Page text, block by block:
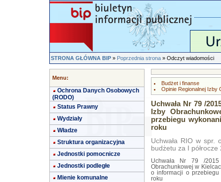
STRONA GŁÓWNA BIP»Poprzednia strona» Odczyt wiadomości
Menu:
Ochrona Danych Osobowych
(RODO)
Status Prawny
Wydziały
Władze
Struktura organizacyjna
Jednostki pomocnicze
Jednostki podległe
Mienie komunalne
Budżet i finanse
Opinie Regionalnej Izby
Uchwała Nr 79 /
Izby
przebiegu
roku
Uchwała RIO w spr.
budżetu za I półrocze
Uchwała Nr 79 /
Obrachunkowej w
o informacji o przebiegu
roku